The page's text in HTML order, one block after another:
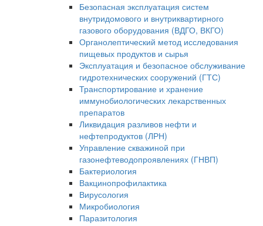
Безопасная эксплуатация систем
внутридомового и внутриквартирного
газового оборудования (ВДГО, ВКГО)
Органолептический метод исследования
пищевых продуктов и сырья
Эксплуатация и безопасное обслуживание
гидротехнических сооружений (ГТС)
Транспортирование и хранение
иммунобиологических лекарственных
препаратов
Ликвидация разливов нефти и
нефтепродуктов (ЛРН)
Управление скважиной при
газонефтеводопроявлениях (ГНВП)
Бактериология
Вакцинопрофилактика
Вирусология
Микробиология
Паразитология